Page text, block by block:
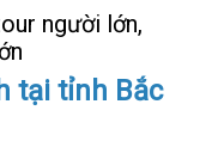
người lớn,
tại tỉnh Bắc